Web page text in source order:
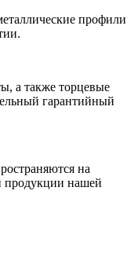
профили
а также торцевые
гарантийный
на
продукции нашей